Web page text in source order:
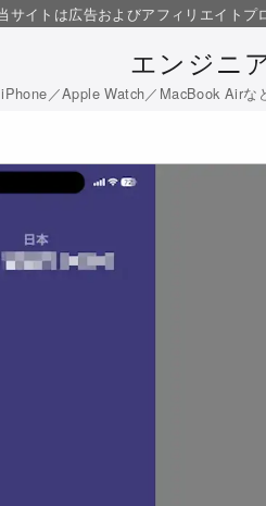
サイトは広告およびアフィリエイト
エンジニ
iPhone／Apple Watch／MacBook Airな